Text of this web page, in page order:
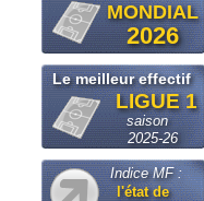
MONDIAL
2026
Le meilleur effectif
LIGUE 1
saison
2025-26
Indice MF :
l'état de